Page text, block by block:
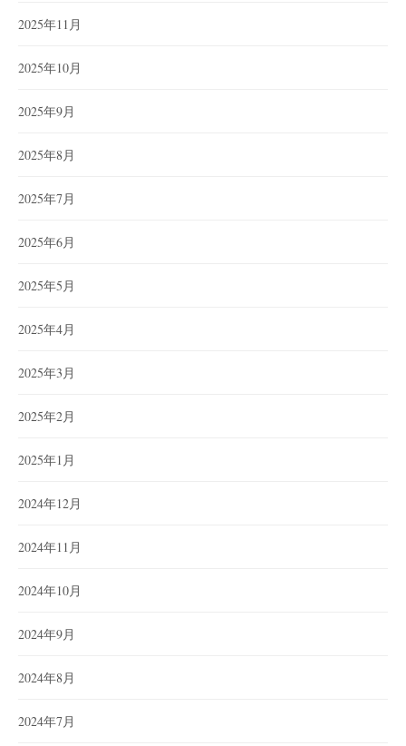
2025年11月
2025年10月
2025年9月
2025年8月
2025年7月
2025年6月
2025年5月
2025年4月
2025年3月
2025年2月
2025年1月
2024年12月
2024年11月
2024年10月
2024年9月
2024年8月
2024年7月